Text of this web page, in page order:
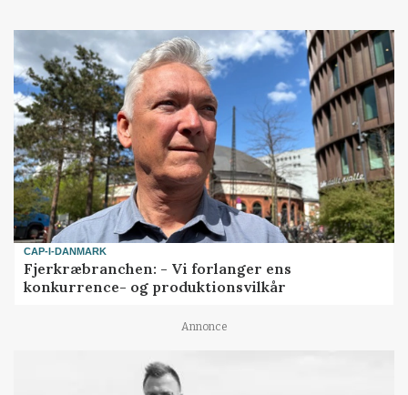
CAP-I-DANMARK
Fjerkræbranchen: - Vi forlanger ens
konkurrence- og produktionsvilkår
Annonce